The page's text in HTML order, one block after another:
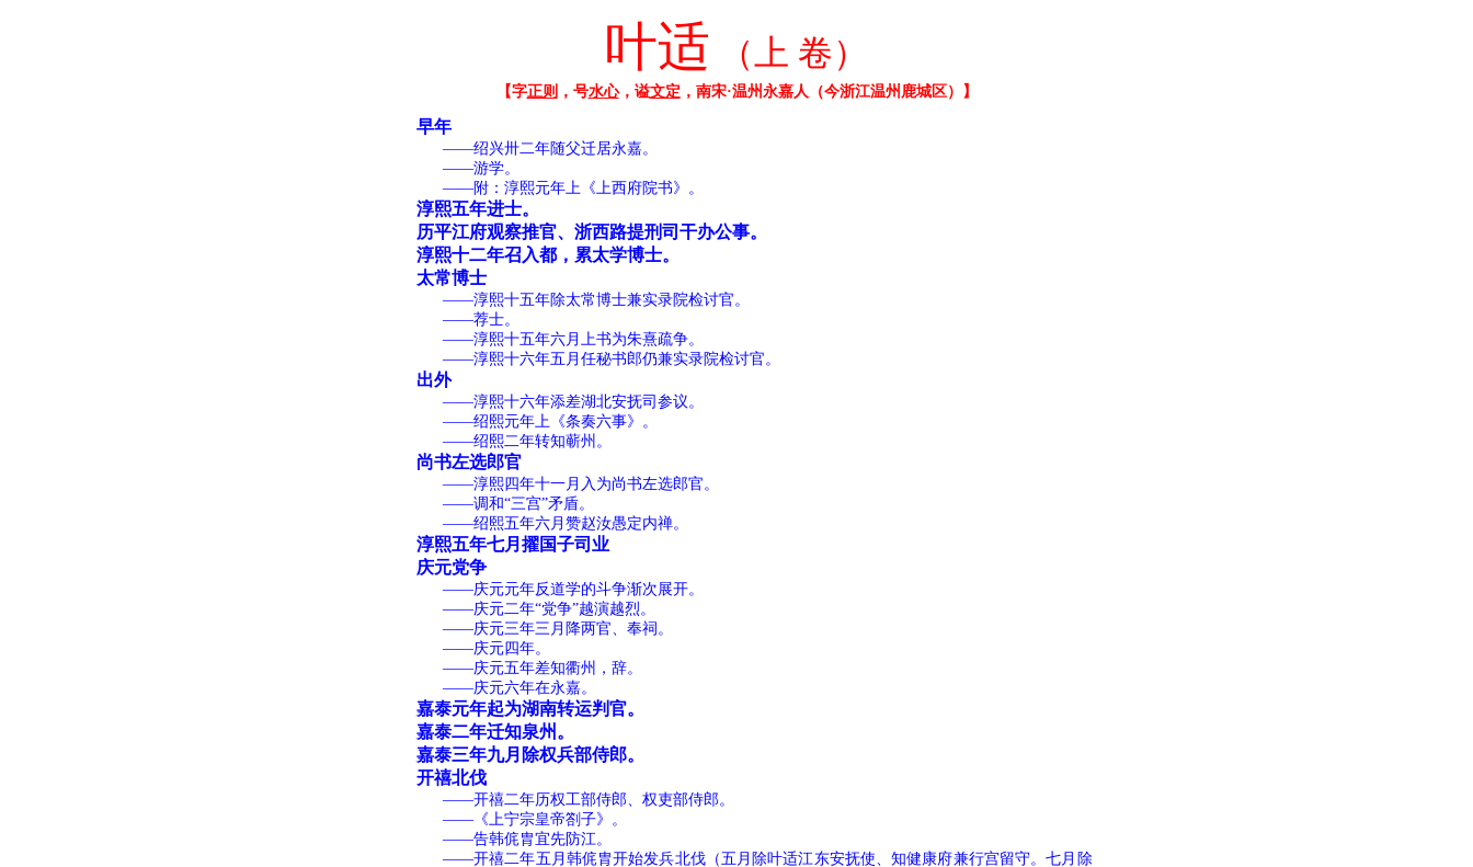
叶适 （上 卷）
【字正则 ，号水心，谥文定 ，南宋·温州永嘉人（今浙江温州 鹿城区）】
早年
——绍兴卅二年随父迁居永嘉。
——游学。
——附：淳熙元年上《上西府院书》。
淳熙五年进士。
历平江府观察推官、浙西路提刑司干办公事。
淳熙十二年召入都，累太学博士。
太常博士
——淳熙十五年除太常博士兼实录院检讨官。
——荐士。
——淳熙十五年六月上书为朱熹疏争。
——淳熙十六年五月任秘书郎仍兼实录院检讨官。
出外
——淳熙十六年添差湖北安抚司参议。
——绍熙元年上《条奏六事》。
——绍熙二年转知蕲州。
尚书左选郎官
——淳熙四年十一月入为尚书左选郎官。
——调和“三宫”矛盾。
——绍熙五年六月赞赵汝愚定内禅。
淳熙五年七月擢国子司业
庆元党争
——庆元元年反道学的斗争渐次展开。
——庆元二年“党争”越演越烈。
——庆元三年三月降两官、奉祠。
——庆元四年。
——庆元五年差知衢州，辞。
——庆元六年在永嘉。
嘉泰元年起为湖南转运判官。
嘉泰二年迁知泉州。
嘉泰三年九月除权兵部侍郎。
开禧北伐
——开禧二年历权工部侍郎、权吏部侍郎。
——《上宁宗皇帝劄子》。
——告韩侂胄宜先防江。
——开禧二年五月韩侂胄开始发兵北伐（五月除叶适江东安抚使、知健康府兼行宫留守。七月除